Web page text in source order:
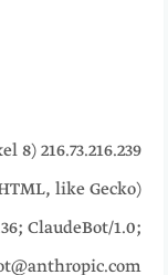
8)
like Gecko)
ClaudeBot/1.0;